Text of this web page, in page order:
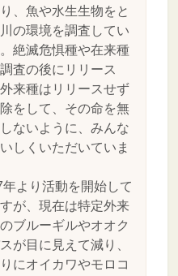
、魚や水生生物をと
の環境を調査してい
絶滅危惧種や在来種
査の後にリリース
来種はリリースせず
をして、その命を無
ないように、みんな
しくいただいていま
年より活動を開始して
が、現在は特定外来
ブルーギルやオオク
が目に見えて減り、
にオイカワやモロコ